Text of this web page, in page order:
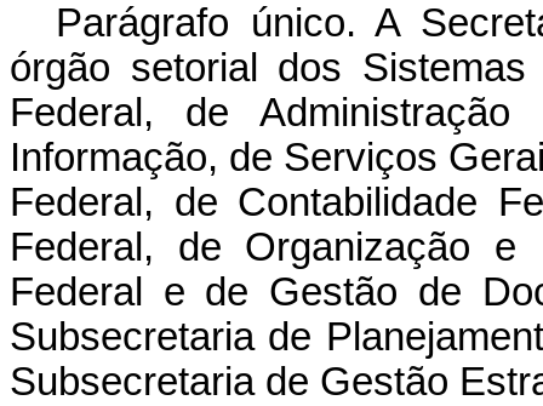
Parágrafo único. A
órgão setorial dos
Federal, de
Informação, de Serviços
Federal, de Contabilidade
Federal, de Organização e
Federal e de Gestão de
Subsecretaria de
Subsecretaria de Gestão